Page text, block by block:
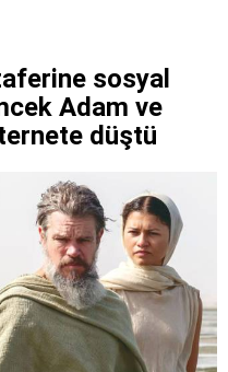
sosyal
Adam ve
düştü